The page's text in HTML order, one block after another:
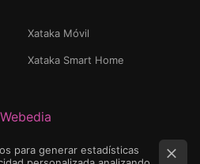
Xataka Móvil
Xataka Smart Home
para generar estadísticas